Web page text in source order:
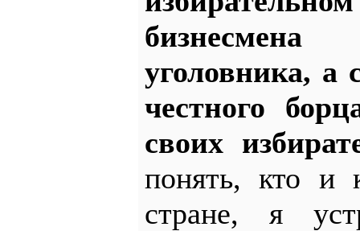
уголовника, а
честного
своих
понять, кто и
стране, я